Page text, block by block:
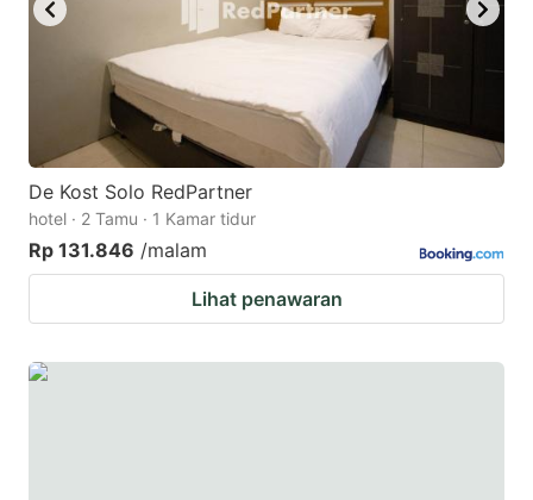
De Kost Solo RedPartner
hotel · 2 Tamu · 1 Kamar tidur
Rp 131.846 /malam
Lihat penawaran